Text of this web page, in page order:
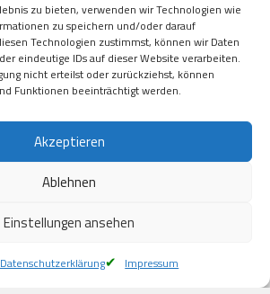
zu bieten, verwenden wir Technologien wie
zu speichern und/oder darauf
Technologien zustimmst, können wir Daten
eindeutige IDs auf dieser Website verarbeiten.
nicht erteilst oder zurückziehst, können
Funktionen beeinträchtigt werden.
Akzeptieren
Ablehnen
Einstellungen ansehen
Datenschutzerklärung Impressum